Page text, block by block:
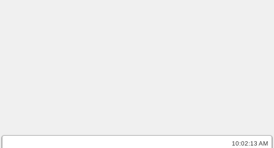
10:02:14 AM